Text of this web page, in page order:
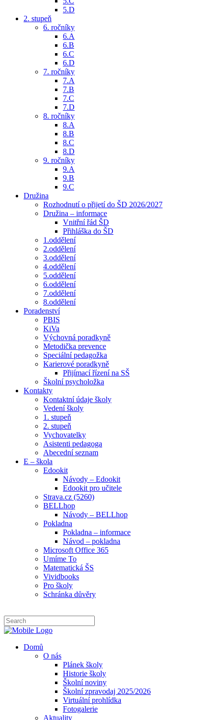
5.D
2. stupeň
6. ročníky
6.A
6.B
6.C
6.D
7. ročníky
7.A
7.B
7.C
7.D
8. ročníky
8.A
8.B
8.C
8.D
9. ročníky
9.A
9.B
9.C
Družina
Rozhodnutí o přijetí do ŠD 2026/2027
Družina – informace
Vnitřní řád ŠD
Přihláška do ŠD
1.oddělení
2.oddělení
3.oddělení
4.oddělení
5.oddělení
6.oddělení
7.oddělení
8.oddělení
Poradenství
PBIS
KiVa
Výchovná poradkyně
Metodička prevence
Speciální pedagožka
Karierové poradkyně
Přijímací řízení na SŠ
Školní psycholožka
Kontakty
Kontaktní údaje školy
Vedení školy
1. stupeň
2. stupeň
Vychovatelky
Asistenti pedagoga
Abecední seznam
E – škola
Edookit
Návody – Edookit
Edookit pro učitele
Strava.cz (5260)
BELLhop
Návody – BELLhop
Pokladna
Pokladna – informace
Návod – pokladna
Microsoft Office 365
Umíme To
Matematická ŠS
Vividbooks
Pro školy
Schránka důvěry
Domů
O nás
Plánek školy
Historie školy
Školní noviny
Školní zpravodaj 2025/2026
Virtuální prohlídka
Fotogalerie
Aktuality